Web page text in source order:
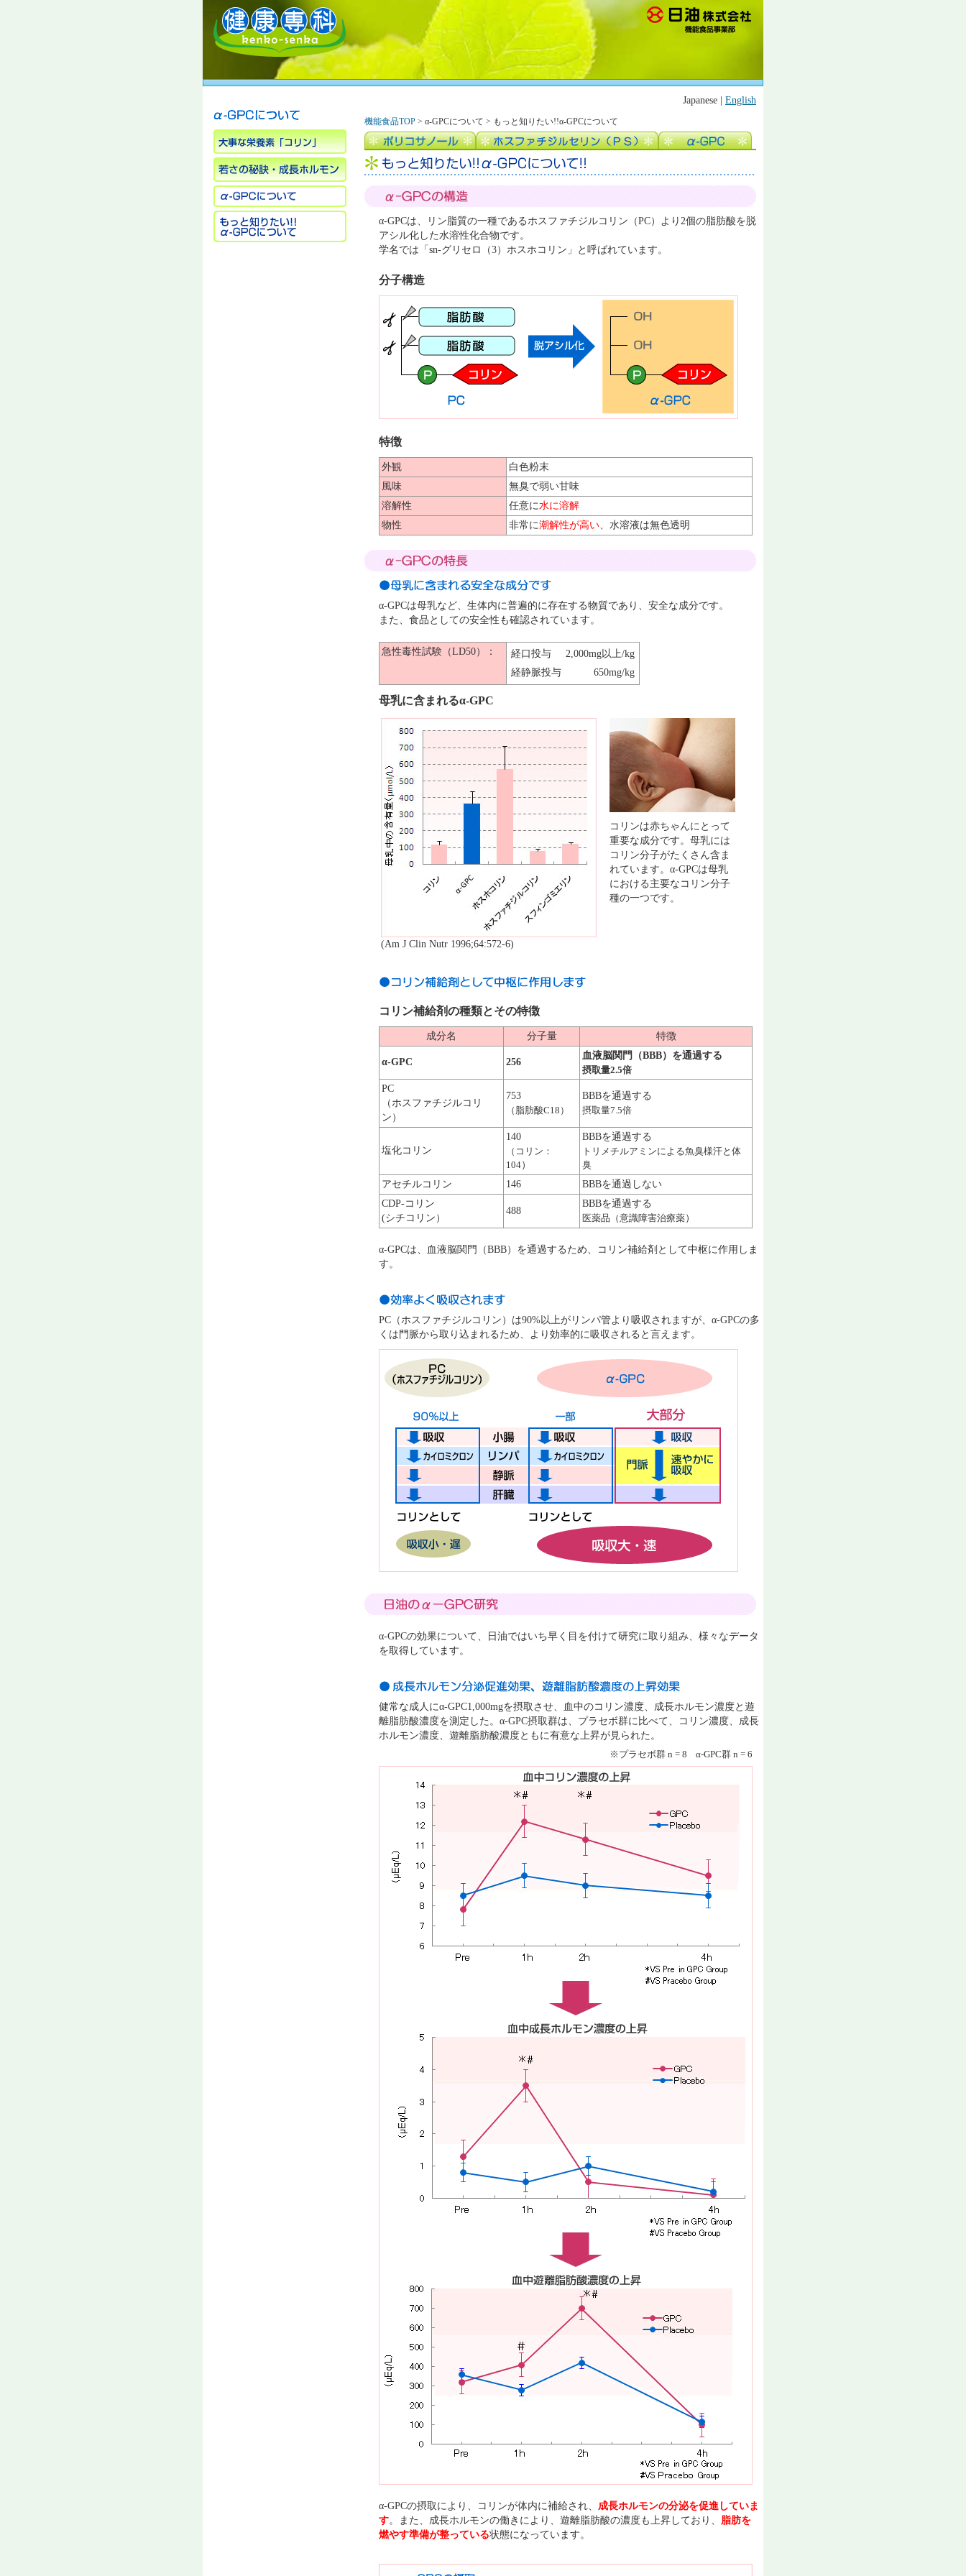
Japanese | English
機能食品TOP > α-GPCについて > もっと知りたい!!α-GPCについて
α-GPCは、リン脂質の一種であるホスファチジルコリン（PC）より2個の脂肪酸を脱
アシル化した水溶性化合物です。
学名では「sn-グリセロ（3）ホスホコリン」と呼ばれています。
分子構造
特徴
外観
白色粉末
風味
無臭で弱い甘味
溶解性
任意に水に溶解
物性
非常に潮解性が高い、水溶液は無色透明
α-GPCは母乳など、生体内に普遍的に存在する物質であり、安全な成分です。
また、食品としての安全性も確認されています。
急性毒性試験（LD50）： 経口投与
2,000mg以上/kg
経静脈投与
650mg/kg
母乳に含まれるα-GPC
(Am J Clin Nutr 1996;64:572-6)
コリンは赤ちゃんにとって
重要な成分です。母乳には
コリン分子がたくさん含ま
れています。α-GPCは母乳
における主要なコリン分子
種の一つです。
コリン補給剤の種類とその特徴
成分名 分子量 特徴
α-GPC 256
血液脳関門（BBB）を通過する
摂取量2.5倍
PC
（ホスファチジルコリ
ン）
753
（脂肪酸C18）
BBBを通過する
摂取量7.5倍
塩化コリン
140
（コリン：
104）
BBBを通過する
トリメチルアミンによる魚臭様汗と体
臭
アセチルコリン
146
BBBを通過しない
CDP-コリン
(シチコリン）
488
BBBを通過する
医薬品（意識障害治療薬）
α-GPCは、血液脳関門（BBB）を通過するため、コリン補給剤として中枢に作用しま
す。
PC（ホスファチジルコリン）は90%以上がリンパ管より吸収されますが、α-GPCの多
くは門脈から取り込まれるため、より効率的に吸収されると言えます。
α-GPCの効果について、日油ではいち早く目を付けて研究に取り組み、様々なデータ
を取得しています。
健常な成人にα-GPC1,000mgを摂取させ、血中のコリン濃度、成長ホルモン濃度と遊
離脂肪酸濃度を測定した。α-GPC摂取群は、プラセボ群に比べて、コリン濃度、成長
ホルモン濃度、遊離脂肪酸濃度ともに有意な上昇が見られた。
※プラセボ群 n = 8 α‐GPC群 n = 6
α‐GPCの摂取により、コリンが体内に補給され、 成長ホルモンの分泌を促進していま
す。また、成長ホルモンの働きにより、遊離脂肪酸の濃度も上昇しており、 脂肪を
燃やす準備が整っている状態になっています。